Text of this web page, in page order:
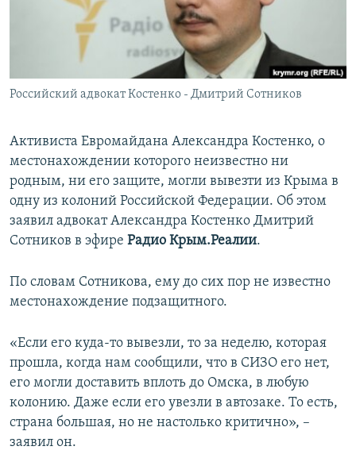
ПОБЕДИТЕЛЕЙ НЕ СУДЯТ?
КРЫМ.НЕПОКОРЕННЫЙ
УКРАИНСКАЯ ПРОБЛЕМА КРЫМА
ПРИСОЕДИНЯЙТЕСЬ!
Российский адвокат Костенко - Дмитрий Сотников
Активиста Евромайдана Александра Костенко, о
местонахождении которого неизвестно ни
родным, ни его защите, могли вывезти из Крыма в
одну из колоний Российской Федерации. Об этом
заявил адвокат Александра Костенко Дмитрий
Сотников в эфире Радио Крым.Реалии.
По словам Сотникова, ему до сих пор не известно
местонахождение подзащитного.
«Если его куда-то вывезли, то за неделю, которая
прошла, когда нам сообщили, что в СИЗО его нет,
его могли доставить вплоть до Омска, в любую
колонию. Даже если его увезли в автозаке. То есть,
страна большая, но не настолько критично», –
заявил он.